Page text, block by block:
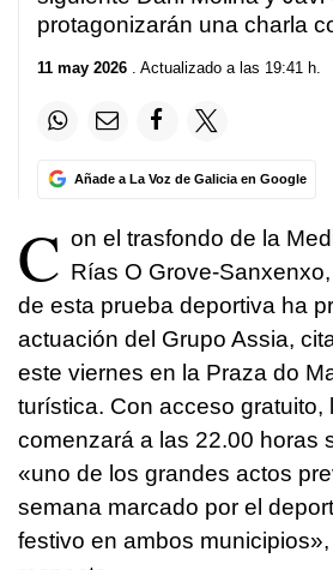
protagonizarán una charla
11 may 2026 . Actualizado a las 19:41 h.
Añade a La Voz de Galicia en Google
C on el trasfondo de la
Rías O Grove-
de esta prueba deportiva ha
actuación del Grupo Assia,
este viernes en la Praza do
turística. Con acceso gratuito,
comenzará a las 22.00 horas
«uno de los grandes actos
semana marcado por el
festivo en ambos